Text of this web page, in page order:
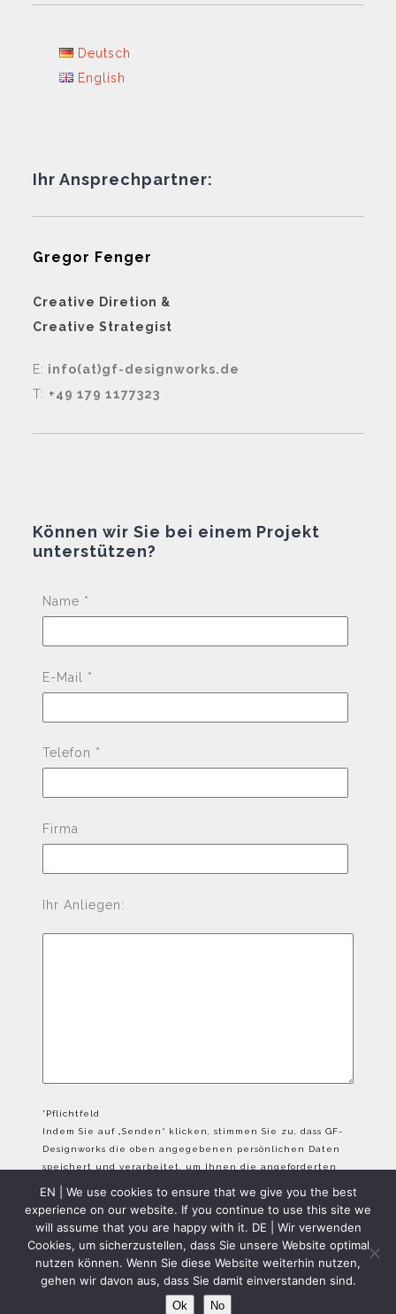
Deutsch
English
Ihr Ansprechpartner:
Gregor Fenger
Creative Diretion &
Creative Strategist
E: info(at)gf-designworks.de
T: +49 179 1177323
Können wir Sie bei einem Projekt
unterstützen?
Name *
E-Mail *
Telefon *
Firma
Ihr Anliegen:
*Pflichtfeld
Indem Sie auf „Senden“ klicken, stimmen Sie zu, dass GF-
Designworks die oben angegebenen persönlichen Daten
speichert und verarbeitet, um Ihnen die angeforderten
Inhalte bereitzustellen.
GFD Copyright 2024 - All Rights Reserved
EN | We use cookies to ensure that we give you the best
experience on our website. If you continue to use this site we
will assume that you are happy with it. DE | Wir verwenden
Cookies, um sicherzustellen, dass Sie unsere Website optimal
nutzen können. Wenn Sie diese Website weiterhin nutzen,
gehen wir davon aus, dass Sie damit einverstanden sind.
Ok No